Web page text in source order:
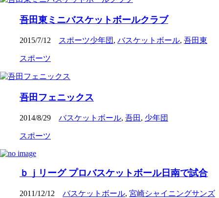
吾田東ミニバスケットボールクラブ
2015/7/12 スポーツ少年団 , バスケットボール, 吾田東
スポーツ
吾田フェニックス
2014/8/29 バスケットボール, 吾田 , 少年団
スポーツ
ｂｊリーグ プロバスケットボール日南で試合
2011/12/12 バスケットボール, 宮崎シャイニングサンズ